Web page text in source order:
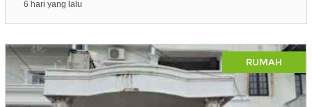
6 hari yang lalu
RUMAH